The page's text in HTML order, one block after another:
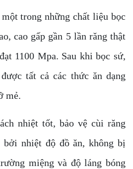
trong những chất liệu bọc
cao gấp gần 5 lần răng thật
1100 Mpa. Sau khi bọc sứ,
tất cả các thức ăn dạng
mẻ.
nhiệt tốt, bảo vệ cùi răng
nhiệt độ đồ ăn, không bị
miệng và độ láng bóng